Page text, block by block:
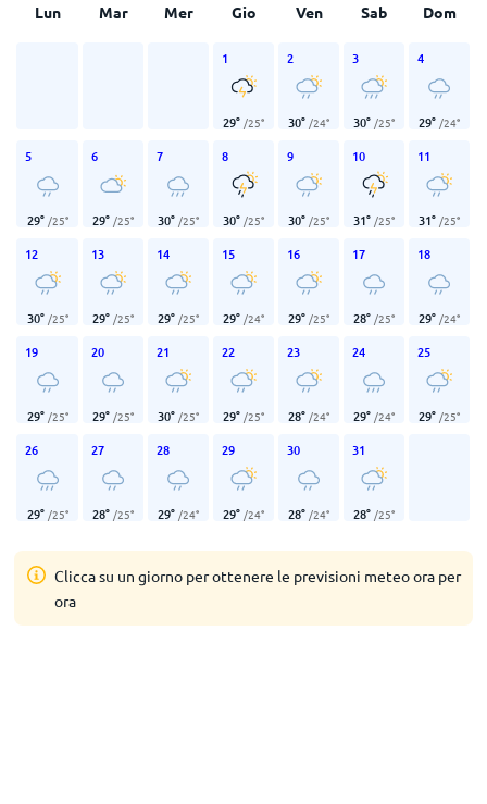
Lun Mar Mer Gio Ven Sab Dom
1
29° /25°
2
30° /24°
3
30° /25°
4
29° /24°
5
29° /25°
6
29° /25°
7
30° /25°
8
30° /25°
9
30° /25°
10
31° /25°
11
31° /25°
12
30° /25°
13
29° /25°
14
29° /25°
15
29° /24°
16
29° /25°
17
28° /25°
18
29° /24°
19
29° /25°
20
29° /25°
21
30° /25°
22
29° /25°
23
28° /24°
24
29° /24°
25
29° /25°
26
29° /25°
27
28° /25°
28
29° /24°
29
29° /24°
30
28° /24°
31
28° /25°
Clicca su un giorno per ottenere le previsioni meteo ora per
ora